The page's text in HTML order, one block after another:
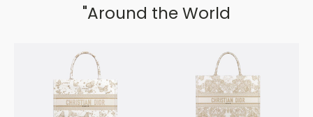
Around the World"